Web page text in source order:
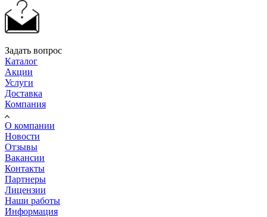
Задать вопрос
Каталог
Акции
Услуги
Доставка
Компания
О компании
Новости
Отзывы
Вакансии
Контакты
Партнеры
Лицензии
Наши работы
Информация